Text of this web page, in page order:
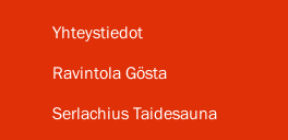
Yhteystiedot
Ravintola Gösta
Serlachius Taidesauna